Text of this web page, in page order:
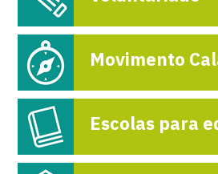
Movimento
Escolas para